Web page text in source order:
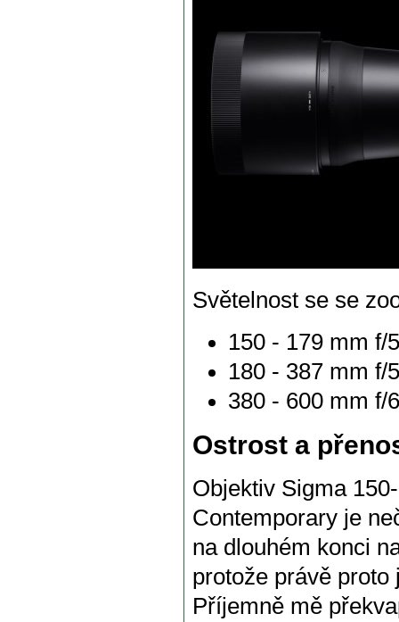
Světelnost se se
150 - 179 mm f/5
180 - 387 mm f/
380 - 600 mm f/
Ostrost a
Objektiv Sigma
Contemporary je
na dlouhém konci
protože právě
Příjemně mě